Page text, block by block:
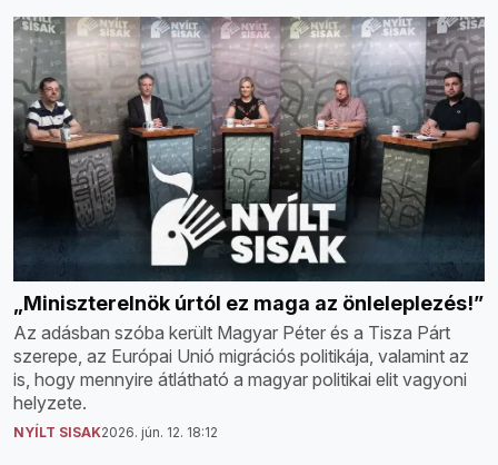
„Miniszterelnök úrtól ez maga az önleleplezés!”
Az adásban szóba került Magyar Péter és a Tisza Párt
szerepe, az Európai Unió migrációs politikája, valamint az
is, hogy mennyire átlátható a magyar politikai elit vagyoni
helyzete.
NYÍLT SISAK2026. jún. 12. 18:12